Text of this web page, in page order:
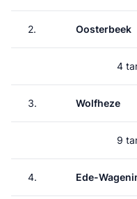
2. Oosterbeek
4
3. Wolfheze
9
4. Ede-